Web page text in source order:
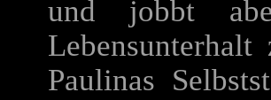
und jobbt
Paulinas